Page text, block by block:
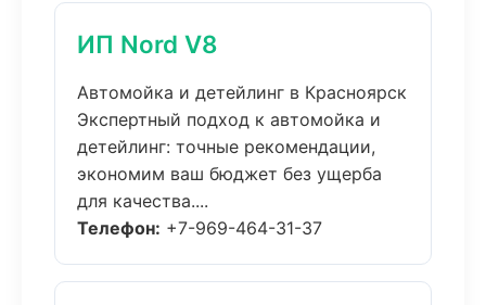
ИП Nord V8
Автомойка и детейлинг в Красноярск
Экспертный подход к автомойка и
детейлинг: точные рекомендации,
экономим ваш бюджет без ущерба
для качества....
Телефон: +7-969-464-31-37